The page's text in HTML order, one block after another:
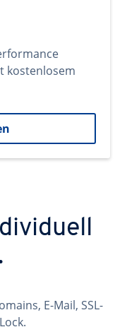
kostenlosem
E-Mail, SSL-